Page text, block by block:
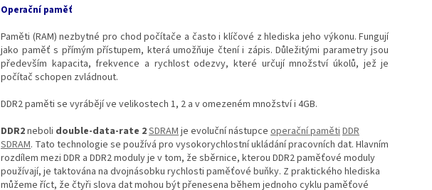
Operační paměť
Paměti (RAM) nezbytné pro chod počítače a často i klíčové z hlediska jeho výkonu. Fungují
jako paměť s přímým přístupem, která umožňuje čtení i zápis. Důležitými parametry jsou
především kapacita, frekvence a rychlost odezvy, které určují množství úkolů, jež je
počítač schopen zvládnout.
DDR2 paměti se vyrábějí ve velikostech 1, 2 a v omezeném množství i 4GB.
DDR2neboli double-data-rate 2SDRAMje evoluční nástupce operační pamětiDDR
SDRAM. Tato technologie se používá pro vysokorychlostní ukládání pracovních dat. Hlavním
rozdílem mezi DDR a DDR2 moduly je v tom, že sběrnice, kterou DDR2 paměťové moduly
používají, je taktována na dvojnásobku rychlosti paměťové buňky. Z praktického hlediska
můžeme říct, že čtyři slova dat mohou být přenesena během jednoho cyklu paměťové